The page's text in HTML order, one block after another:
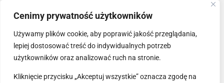
Cenimy prywatność użytkowników
Używamy plików cookie, aby poprawić jakość przeglądania,
lepiej dostosować treść do indywidualnych potrzeb
użytkowników oraz analizować ruch na stronie.
Kliknięcie przycisku „Akceptuj wszystkie” oznacza zgodę na